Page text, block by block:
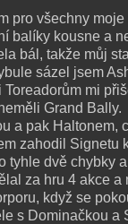
pro všechny
balíky kousne a
bál, takže můj
sázel jsem
Toreadorům mi
Grand Bally.
a pak Haltonem,
zahodil Signetu
tyhle dvě chybky
za hru 4 akce a
když se
s Dominačkou a